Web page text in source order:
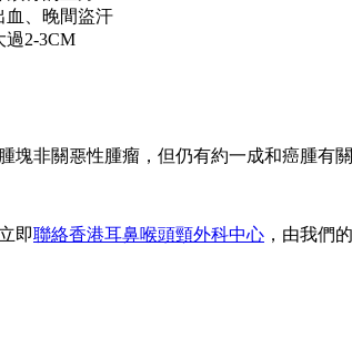
血、晚間盜汗
過2-3CM
塊非關惡性腫瘤，但仍有約一成和癌腫有
即聯絡香港耳鼻喉頭頸外科中心 ，由我們